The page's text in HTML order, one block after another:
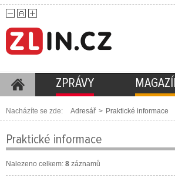
ZPRÁVY
Nacházíte se zde: Adresář > Praktické informace
Praktické informace
Nalezeno celkem: 8 záznamů